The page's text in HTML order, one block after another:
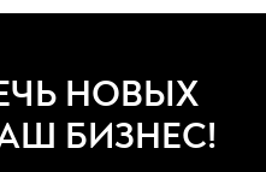
НОВЫХ
БИЗНЕС!